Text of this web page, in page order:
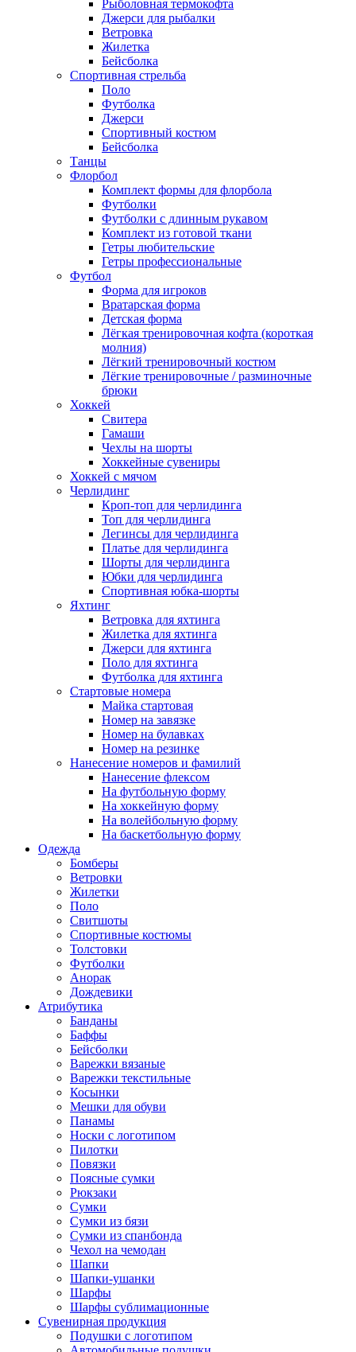
Рыболовная термокофта
Джерси для рыбалки
Ветровка
Жилетка
Бейсболка
Спортивная стрельба
Поло
Футболка
Джерси
Спортивный костюм
Бейсболка
Танцы
Флорбол
Комплект формы для флорбола
Футболки
Футболки с длинным рукавом
Комплект из готовой ткани
Гетры любительские
Гетры профессиональные
Футбол
Форма для игроков
Вратарская форма
Детская форма
Лёгкая тренировочная кофта (короткая
молния)
Лёгкий тренировочный костюм
Лёгкие тренировочные / разминочные
брюки
Хоккей
Свитера
Гамаши
Чехлы на шорты
Хоккейные сувениры
Хоккей с мячом
Черлидинг
Кроп-топ для черлидинга
Топ для черлидинга
Легинсы для черлидинга
Платье для черлидинга
Шорты для черлидинга
Юбки для черлидинга
Спортивная юбка-шорты
Яхтинг
Ветровка для яхтинга
Жилетка для яхтинга
Джерси для яхтинга
Поло для яхтинга
Футболка для яхтинга
Стартовые номера
Майка стартовая
Номер на завязке
Номер на булавках
Номер на резинке
Нанесение номеров и фамилий
Нанесение флексом
На футбольную форму
На хоккейную форму
На волейбольную форму
На баскетбольную форму
Одежда
Бомберы
Ветровки
Жилетки
Поло
Свитшоты
Спортивные костюмы
Толстовки
Футболки
Анорак
Дождевики
Атрибутика
Банданы
Баффы
Бейсболки
Варежки вязаные
Варежки текстильные
Косынки
Мешки для обуви
Панамы
Носки с логотипом
Пилотки
Повязки
Поясные сумки
Рюкзаки
Сумки
Сумки из бязи
Сумки из спанбонда
Чехол на чемодан
Шапки
Шапки-ушанки
Шарфы
Шарфы сублимационные
Сувенирная продукция
Подушки с логотипом